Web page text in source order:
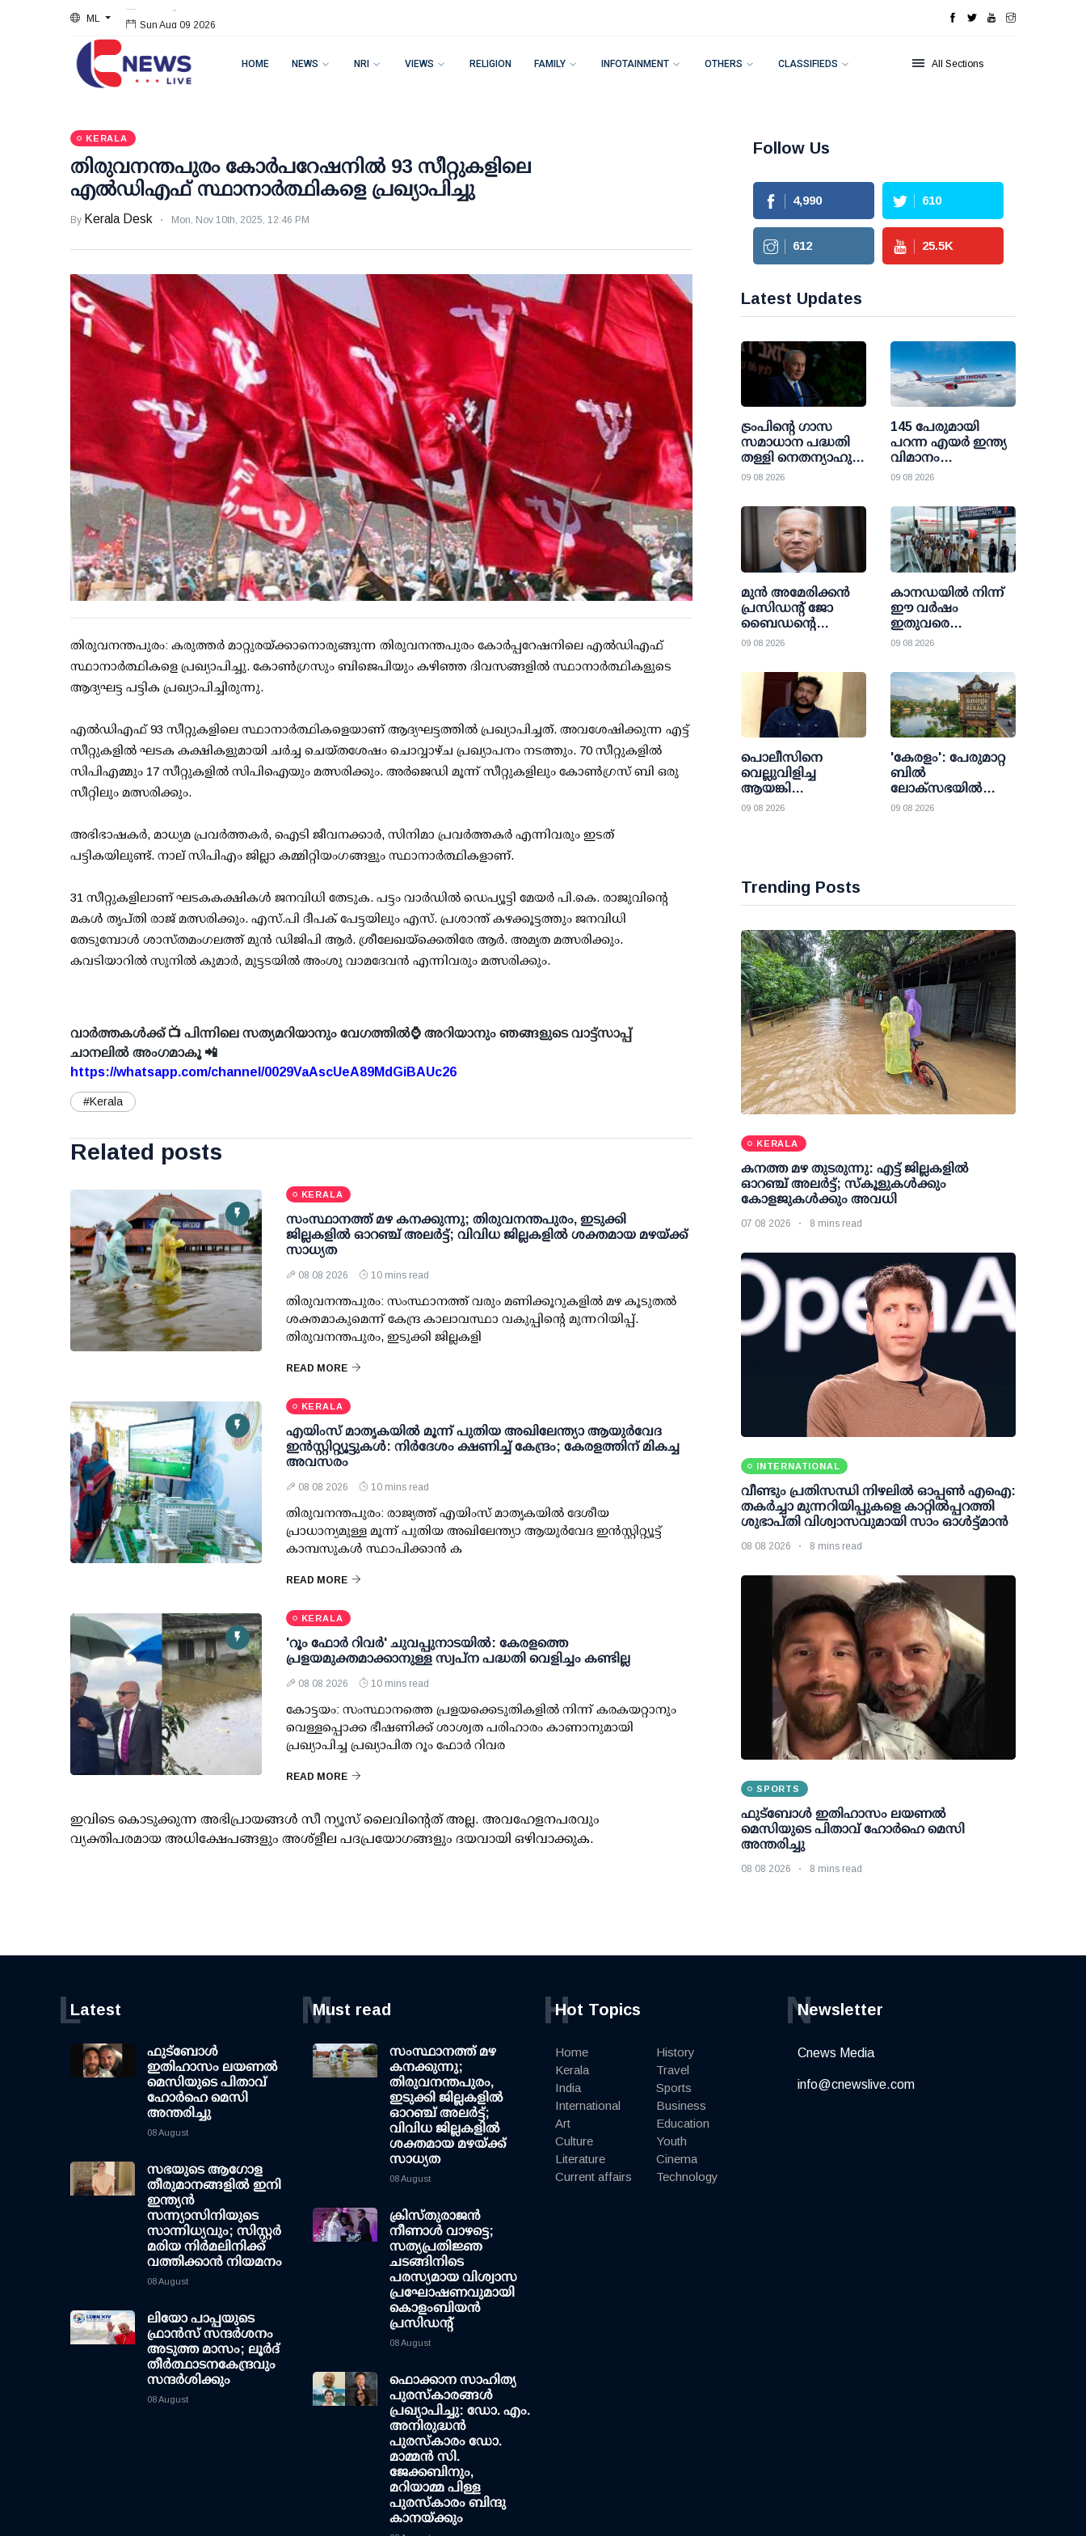
ML Sun Aug 09 2026
HOME NEWS NRI VIEWS RELIGION FAMILY INFOTAINMENT OTHERS CLASSIFIEDS All Sections
KERALA
തിരുവനന്തപുരം കോര്‍പറേഷനില്‍ 93 സീറ്റുകളിലെ
എല്‍ഡിഎഫ് സ്ഥാനാര്‍ത്ഥികളെ പ്രഖ്യാപിച്ചു
By Kerala Desk Mon, Nov 10th, 2025, 12:46 PM
തിരുവനന്തപുരം: കരുത്തര്‍ മാറ്റുരയ്ക്കാനൊരുങ്ങുന്ന തിരുവനന്തപുരം കോര്‍പ്പറേഷനിലെ എല്‍ഡിഎഫ്
സ്ഥാനാര്‍ത്ഥികളെ പ്രഖ്യാപിച്ചു. കോണ്‍ഗ്രസും ബിജെപിയും കഴിഞ്ഞ ദിവസങ്ങളില്‍ സ്ഥാനാര്‍ത്ഥികളുടെ
ആദ്യഘട്ട പട്ടിക പ്രഖ്യാപിച്ചിരുന്നു.
എല്‍ഡിഎഫ് 93 സീറ്റുകളിലെ സ്ഥാനാര്‍ത്ഥികളെയാണ് ആദ്യഘട്ടത്തില്‍ പ്രഖ്യാപിച്ചത്. അവശേഷിക്കുന്ന എട്ട്
സീറ്റുകളില്‍ ഘടക കക്ഷികളുമായി ചര്‍ച്ച ചെയ്തശേഷം ചൊവ്വാഴ്ച പ്രഖ്യാപനം നടത്തും. 70 സീറ്റുകളില്‍
സിപിഎമ്മും 17 സീറ്റുകളില്‍ സിപിഐയും മത്സരിക്കും. അര്‍ജെഡി മൂന്ന് സീറ്റുകളിലും കോണ്‍ഗ്രസ് ബി ഒരു
സീറ്റിലും മത്സരിക്കും.
അഭിഭാഷകര്‍, മാധ്യമ പ്രവര്‍ത്തകര്‍, ഐടി ജീവനക്കാര്‍, സിനിമാ പ്രവര്‍ത്തകര്‍ എന്നിവരും ഇടത്
പട്ടികയിലുണ്ട്. നാല് സിപിഎം ജില്ലാ കമ്മിറ്റിയംഗങ്ങളും സ്ഥാനാര്‍ത്ഥികളാണ്.
31 സീറ്റുകളിലാണ് ഘടകകക്ഷികള്‍ ജനവിധി തേടുക. പട്ടം വാര്‍ഡില്‍ ഡെപ്യൂട്ടി മേയര്‍ പി.കെ. രാജുവിന്റെ
മകള്‍ തൃപ്തി രാജ് മത്സരിക്കും. എസ്.പി ദീപക് പേട്ടയിലും എസ്. പ്രശാന്ത് കഴക്കൂട്ടത്തും ജനവിധി
തേടുമ്പോള്‍ ശാസ്തമംഗലത്ത് മുന്‍ ഡിജിപി ആര്‍. ശ്രീലേഖയ്ക്കെതിരേ ആര്‍. അമൃത മത്സരിക്കും.
കവടിയാറില്‍ സുനില്‍ കുമാര്‍, മുട്ടടയില്‍ അംശു വാമദേവന്‍ എന്നിവരും മത്സരിക്കും.
വാർത്തകൾക്ക് 📺 പിന്നിലെ സത്യമറിയാനും വേഗത്തിൽ⌚ അറിയാനും ഞങ്ങളുടെ വാട്ട്സാപ്പ്
ചാനലിൽ അംഗമാകൂ 📲
https://whatsapp.com/channel/0029VaAscUeA89MdGiBAUc26
#Kerala
Related posts
KERALA
സംസ്ഥാനത്ത് മഴ കനക്കുന്നു; തിരുവനന്തപുരം, ഇടുക്കി
ജില്ലകളിൽ ഓറഞ്ച് അലർട്ട്; വിവിധ ജില്ലകളിൽ ശക്തമായ മഴയ്ക്ക്
സാധ്യത
08 08 2026 10 mins read
തിരുവനന്തപുരം: സംസ്ഥാനത്ത് വരും മണിക്കൂറുകളിൽ മഴ കൂടുതൽ
ശക്തമാകുമെന്ന് കേന്ദ്ര കാലാവസ്ഥാ വകുപ്പിന്റെ മുന്നറിയിപ്പ്.
തിരുവനന്തപുരം, ഇടുക്കി ജില്ലകളി
READ MORE
KERALA
എയിംസ് മാതൃകയില്‍ മൂന്ന് പുതിയ അഖിലേന്ത്യാ ആയുര്‍വേദ
ഇന്‍സ്റ്റിറ്റ്യൂട്ടുകള്‍: നിര്‍ദേശം ക്ഷണിച്ച് കേന്ദ്രം; കേരളത്തിന് മികച്ച
അവസരം
08 08 2026 10 mins read
തിരുവനന്തപുരം: രാജ്യത്ത് എയിംസ് മാതൃകയില്‍ ദേശീയ
പ്രാധാന്യമുള്ള മൂന്ന് പുതിയ അഖിലേന്ത്യാ ആയുര്‍വേദ ഇന്‍സ്റ്റിറ്റ്യൂട്ട്
കാമ്പസുകള്‍ സ്ഥാപിക്കാന്‍ ക
READ MORE
KERALA
'റൂം ഫോര്‍ റിവര്‍' ചുവപ്പുനാടയില്‍: കേരളത്തെ
പ്രളയമുക്തമാക്കാനുള്ള സ്വപ്ന പദ്ധതി വെളിച്ചം കണ്ടില്ല
08 08 2026 10 mins read
കോട്ടയം: സംസ്ഥാനത്തെ പ്രളയക്കെടുതികളില്‍ നിന്ന് കരകയറ്റാനും
വെള്ളപ്പൊക്ക ഭീഷണിക്ക് ശാശ്വത പരിഹാരം കാണാനുമായി
പ്രഖ്യാപിച്ച പ്രഖ്യാപിത റൂം ഫോര്‍ റിവര
READ MORE
ഇവിടെ കൊടുക്കുന്ന അഭിപ്രായങ്ങള്‍ സീ ന്യൂസ് ലൈവിന്റെത് അല്ല. അവഹേളനപരവും
വ്യക്തിപരമായ അധിക്ഷേപങ്ങളും അശ്‌ളീല പദപ്രയോഗങ്ങളും ദയവായി ഒഴിവാക്കുക.
Follow Us
4,990 610
612 25.5K
Latest Updates
ട്രംപിന്റെ ഗാസ
സമാധാന പദ്ധതി
തള്ളി നെതന്യാഹു;
ഹമാസിനെ
നിരായുധീകരിക്കുമെന്ന്
പ്രഖ്യാപനം
09 08 2026
145 പേരുമായി
പറന്ന എയര്‍ ഇന്ത്യ
വിമാനം
'ആകാശച്ചുഴിയില്‍';
ടെസ്റ്റ് ഫലം
പോസിറ്റീവ്
09 08 2026
മുന്‍ അമേരിക്കന്‍
പ്രസിഡന്റ് ജോ
ബൈഡന്റെ
ആരോഗ്യനില
മകന്‍; കാന്‍സര്‍
രോഗബാധ
അസ്ഥികളെയും
ബാധിച്ചു
09 08 2026
കാനഡയിൽ നിന്ന്
ഈ വർഷം
ഇതുവരെ
തിരിച്ചയച്ചത് 3,323
പട്ടികയിൽ ഒന്നാമത്
09 08 2026
പൊലീസിനെ
വെല്ലുവിളിച്ച
ആയങ്കി
അഴിക്കുള്ളില്‍;
09 08 2026
'കേരളം': പേരുമാറ്റ
ബില്‍
ലോക്സഭയില്‍
തിങ്കളാഴ്ച
09 08 2026
Trending Posts
KERALA
കനത്ത മഴ തുടരുന്നു: എട്ട് ജില്ലകളില്‍
ഓറഞ്ച് അലര്‍ട്ട്; സ്‌കൂളുകള്‍ക്കും
കോളജുകള്‍ക്കും അവധി
07 08 2026 8 mins read
INTERNATIONAL
വീണ്ടും പ്രതിസന്ധി നിഴലില്‍ ഓപ്പണ്‍ എഐ:
തകര്‍ച്ചാ മുന്നറിയിപ്പുകളെ കാറ്റില്‍പ്പറത്തി
ശുഭാപ്തി വിശ്വാസവുമായി സാം ഓള്‍ട്ട്മാന്‍
08 08 2026 8 mins read
SPORTS
ഫുട്ബോൾ ഇതിഹാസം ലയണൽ
മെസിയുടെ പിതാവ് ഹോർഹെ മെസി
അന്തരിച്ചു
08 08 2026 8 mins read
Latest
L
ഫുട്ബോൾ
ഇതിഹാസം ലയണൽ
മെസിയുടെ പിതാവ്
ഹോർഹെ മെസി
അന്തരിച്ചു
08 August
സഭയുടെ ആഗോള
തീരുമാനങ്ങളിൽ ഇനി
ഇന്ത്യൻ
സന്ന്യാസിനിയുടെ
സാന്നിധ്യവും; സിസ്റ്റർ
മരിയ നിർമലിനിക്ക്
വത്തിക്കാൻ നിയമനം
08 August
ലിയോ പാപ്പയുടെ
ഫ്രാൻസ് സന്ദർശനം
അടുത്ത മാസം; ലൂർദ്
തീർത്ഥാടനകേന്ദ്രവും
സന്ദർശിക്കും
08 August
Must read
M
സംസ്ഥാനത്ത് മഴ
കനക്കുന്നു;
തിരുവനന്തപുരം,
ഇടുക്കി ജില്ലകളിൽ
ഓറഞ്ച് അലർട്ട്;
വിവിധ ജില്ലകളിൽ
ശക്തമായ മഴയ്ക്ക്
സാധ്യത
08 August
ക്രിസ്തുരാജൻ
നീണാൾ വാഴട്ടെ;
സത്യപ്രതിജ്ഞ
ചടങ്ങിനിടെ
പരസ്യമായ വിശ്വാസ
പ്രഘോഷണവുമായി
കൊളംബിയൻ
പ്രസിഡന്റ്
08 August
ഫൊക്കാന സാഹിത്യ
പുരസ്‌കാരങ്ങള്‍
പ്രഖ്യാപിച്ചു: ഡോ. എം.
അനിരുദ്ധന്‍
പുരസ്‌കാരം ഡോ.
മാമ്മന്‍ സി.
ജേക്കബിനും,
മറിയാമ്മ പിള്ള
പുരസ്‌കാരം ബിന്ദു
കാനയ്ക്കും
Hot Topics
H
Home
Kerala
India
International
Art
Culture
Literature
Current affairs
History
Travel
Sports
Business
Education
Youth
Cinema
Technology
Newsletter
N
Cnews Media
info@cnewslive.com